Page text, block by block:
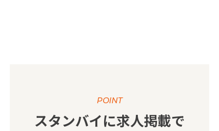
スタンバイに求人掲載で